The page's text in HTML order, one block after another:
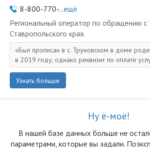
8-800-770-...ещё
Региональный оператор по обращению
Ставропольского края.
Был прописан в с. Труновском в доме
в 2019 году, однако реквизит по оплате
Узнать больше
Ну ё-моё!
В нашей базе данных больше не
параметрами, которые вы задали.